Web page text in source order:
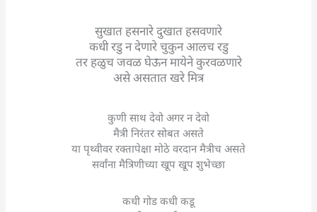
सुखात हसनारे दुखात हसवणारे
कधी रडु न देणारे चुकुन आलच रडु
तर हळुच जवळ घेऊन मायेने कुरवळणारे
असे असतात खरे मित्र
कुणी साथ देवो अगर न देवो
मैत्री निरंतर सोबत असते
या पृथ्वीवर रक्तापेक्षा मोठे वरदान मैत्रीच असते
सर्वांना मैत्रिणीच्या खूप खूप शुभेच्छा
कधी गोड कधी कडू